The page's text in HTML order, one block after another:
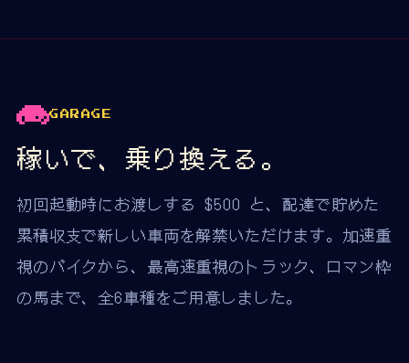
GARAGE
稼いで、乗り換える。
初回起動時にお渡しする $500 と、配達で貯めた
累積収支で新しい車両を解禁いただけます。加速重
視のバイクから、最高速重視のトラック、ロマン枠
の馬まで、全6車種をご用意しました。